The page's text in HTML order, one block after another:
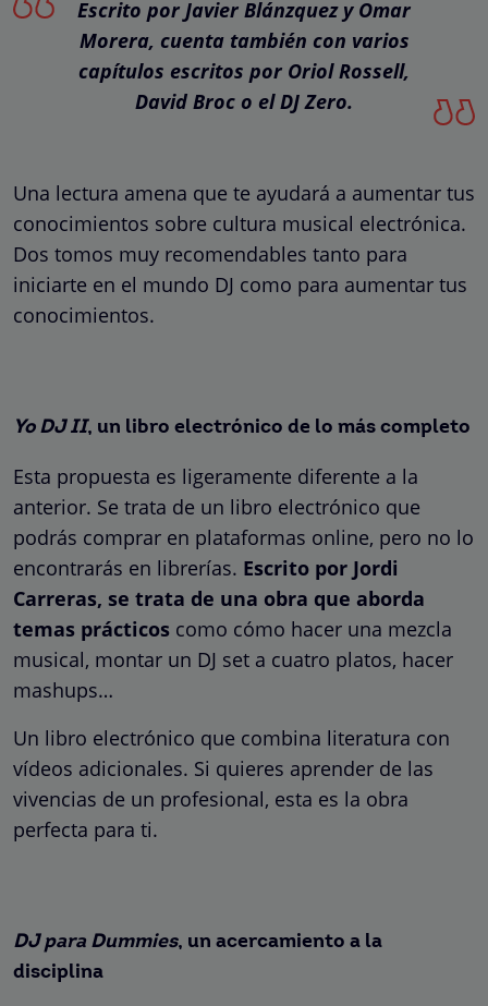
Escrito por Javier Blánzquez y Omar
Morera, cuenta también con varios
capítulos escritos por Oriol Rossell,
David Broc o el DJ Zero.
Una lectura amena que te ayudará a aumentar tus
conocimientos sobre cultura musical electrónica.
Dos tomos muy recomendables tanto para
iniciarte en el mundo DJ como para aumentar tus
conocimientos.
Yo DJ II, un libro electrónico de lo más completo
Esta propuesta es ligeramente diferente a la
anterior. Se trata de un libro electrónico que
podrás comprar en plataformas online, pero no lo
encontrarás en librerías. Escrito por Jordi
Carreras, se trata de una obra que aborda
temas prácticos como cómo hacer una mezcla
musical, montar un DJ set a cuatro platos, hacer
mashups…
Un libro electrónico que combina literatura con
vídeos adicionales. Si quieres aprender de las
vivencias de un profesional, esta es la obra
perfecta para ti.
DJ para Dummies, un acercamiento a la
disciplina